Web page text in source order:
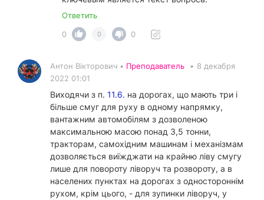
Ответить
0
0 0
Антон Вікторович • Преподаватель • 8 декабря
2022 01:01
Виходячи з п. 11.6. на дорогах, що мають три і
більше смуг для руху в одному напрямку,
вантажним автомобілям з дозволеною
максимальною масою понад 3,5 тонни,
тракторам, самохідним машинам і механізмам
дозволяється виїжджати на крайню ліву смугу
лише для повороту ліворуч та розвороту, а в
населених пунктах на дорогах з одностороннім
рухом, крім цього, - для зупинки ліворуч, у